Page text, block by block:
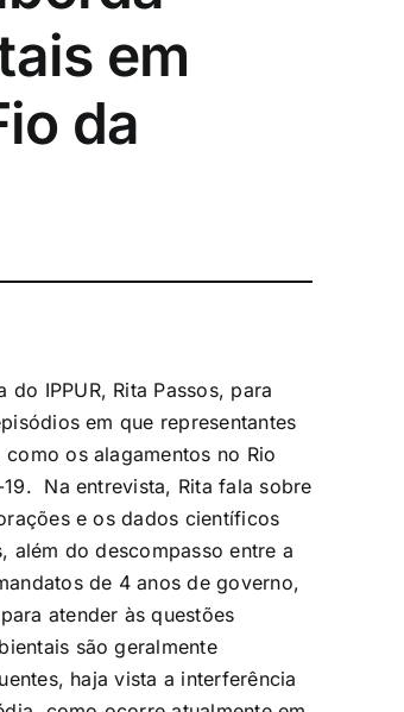
em
da
IPPUR, Rita Passos, para
em que representantes
os alagamentos no Rio
Na entrevista, Rita fala sobre
e os dados científicos
além do descompasso entre a
de 4 anos de governo,
atender às questões
são geralmente
haja vista a interferência